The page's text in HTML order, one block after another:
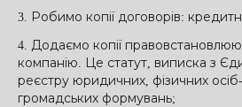
3. Робимо копії договорів:
4. Додаємо копії
компанію. Це статут, виписка з
реєстру юридичних, фізичних
громадських формувань;